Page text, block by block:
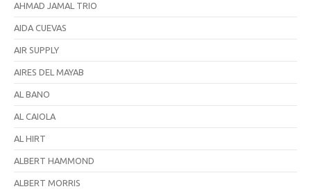
AHMAD JAMAL TRIO
AIDA CUEVAS
AIR SUPPLY
AIRES DEL MAYAB
AL BANO
AL CAIOLA
AL HIRT
ALBERT HAMMOND
ALBERT MORRIS